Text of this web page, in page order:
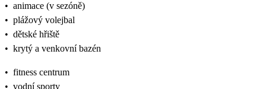
• animace (v sezóně)
• plážový volejbal
• dětské hřiště
• krytý a venkovní bazén
• fitness centrum
• vodní sporty